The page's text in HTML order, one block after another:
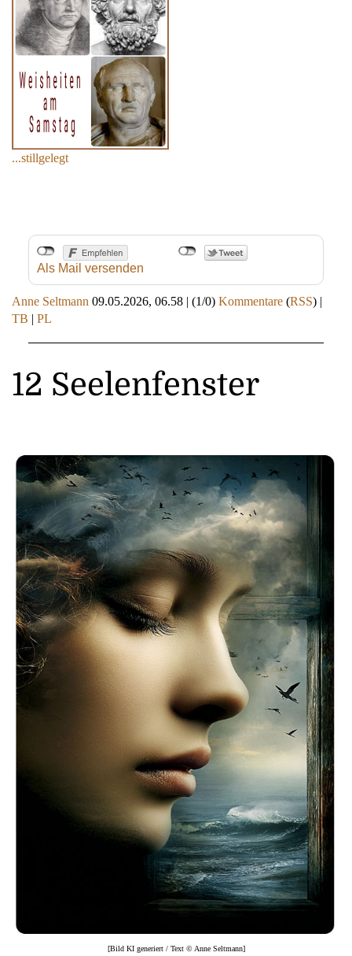
...stillgelegt
Als Mail versenden
Anne Seltmann 09.05.2026, 06.58 | (1/0) Kommentare (RSS) |
TB | PL
12 Seelenfenster
[Bild KI generiert / Text © Anne Seltmann]